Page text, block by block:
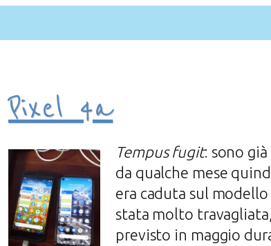
Pixel 4a
Tempus fugit: sono
da qualche mese
era caduta sul
stata molto
previsto in maggio